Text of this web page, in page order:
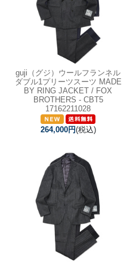
guji（グジ）ウールフランネル
ダブル1プリーツスーツ MADE
BY RING JACKET / FOX
BROTHERS - CBT5
17162211028
264,000円(税込)